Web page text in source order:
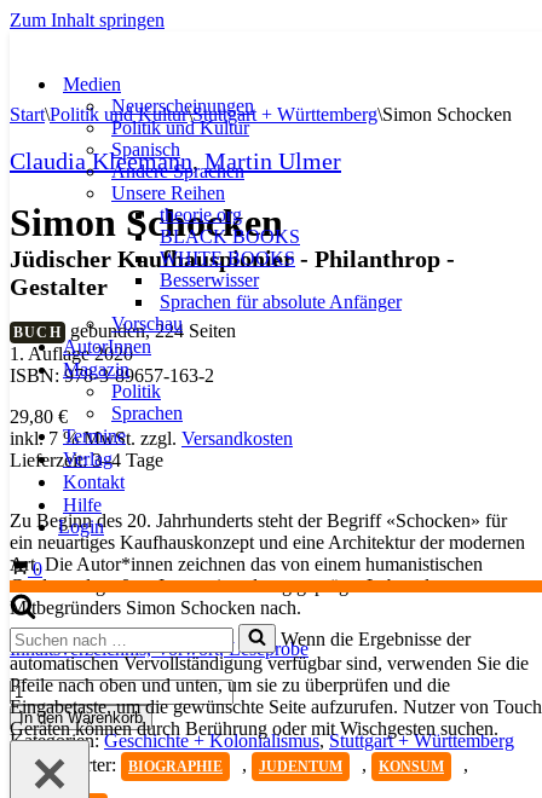
Zum Inhalt springen
Medien
Neuerscheinungen
Politik und Kultur
Spanisch
Andere Sprachen
Unsere Reihen
theorie.org
BLACK BOOKS
WHITE BOOKS
Besserwisser
Sprachen für absolute Anfänger
Vorschau
AutorInnen
Magazin
Politik
Sprachen
Termine
Verlag
Kontakt
Hilfe
Login
Warenkorb
0
Suchen
nach …
Wenn die Ergebnisse der
automatischen Vervollständigung verfügbar sind, verwenden Sie die
Pfeile nach oben und unten, um sie zu überprüfen und die
Eingabetaste, um die gewünschte Seite aufzurufen. Nutzer von
Geräten können durch Berührung oder mit Wischgesten suchen.
Start\Politik und Kultur\Stuttgart + Württemberg\Simon Schocken
Claudia Kleemann, Martin Ulmer
Simon Schocken
Jüdischer Kaufhauspionier - Philanthrop -
Gestalter
BUCH gebunden, 224 Seiten
1. Auflage 2020
ISBN: 978-3-89657-163-2
29,80 €
inkl. 7 % MwSt. zzgl. Versandkosten
Lieferzeit:3–4 Tage
Zu Beginn des 20. Jahrhunderts steht der B­egriff «­Schocken» für
ein neuartiges Kaufhauskonzept und eine Architektur der modernen
Art. Die Autor*innen zeichnen das von einem humanistischen
Credo und großem Innovationsdrang geprägte Leben des
Mitbegründers Simon Schocken nach.
Inhaltsverzeichnis,Vorwort, Leseprobe
Simon
Schocken
Menge
In den Warenkorb
Kategorien:Geschichte + Kolonialismus,Stuttgart + Württemberg
Schlagwörter:
BIOGRAPHIE , JUDENTUM , KONSUM ,